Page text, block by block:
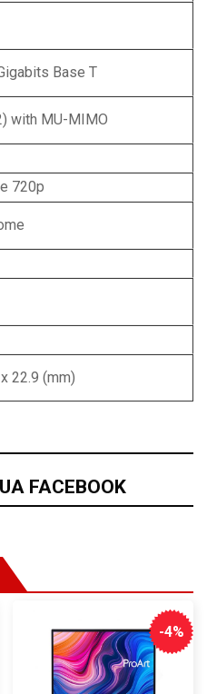
Base T
with MU-MIMO
720p
22.9 (mm)
FACEBOOK
-4%